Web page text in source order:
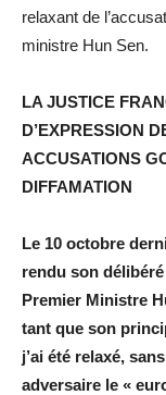
relaxant de
ministre Hun Sen.
LA JUSTICE
D’EXPRESSION
ACCUSATIONS
DIFFAMATION
Le 10 octobre
rendu son
Premier Ministre
tant que son
j’ai été relaxé,
adversaire le «